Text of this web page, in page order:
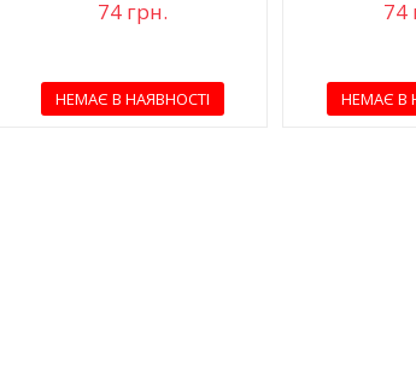
74 грн.
НЕМАЄ В НАЯВНОСТІ
74
НЕМАЄ В